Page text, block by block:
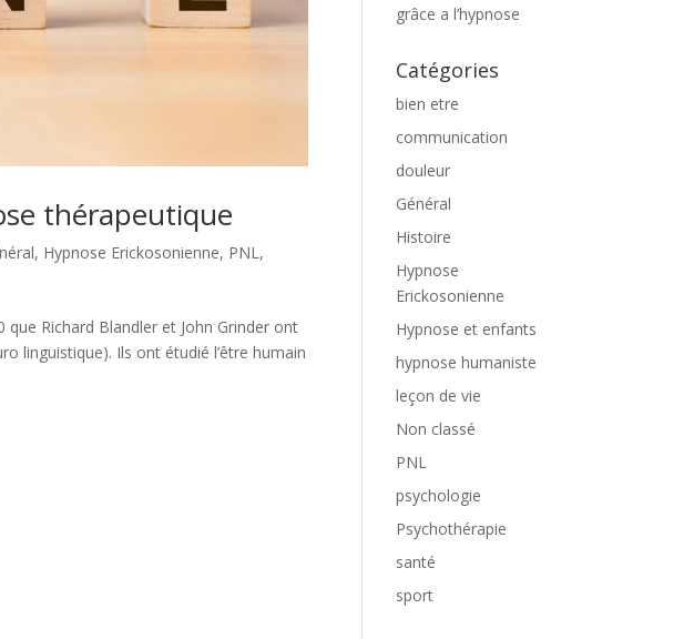
thérapeutique
, Hypnose Erickosonienne, PNL,
que Richard Blandler et John Grinder ont
linguistique). Ils ont étudié l’être humain
grâce a l’hypnose
Catégories
bien etre
communication
douleur
Général
Histoire
Hypnose
Erickosonienne
Hypnose et enfants
hypnose humaniste
leçon de vie
Non classé
PNL
psychologie
Psychothérapie
santé
sport